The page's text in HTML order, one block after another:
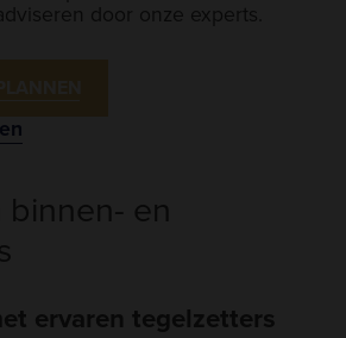
door onze experts.
binnen- en
ervaren tegelzetters